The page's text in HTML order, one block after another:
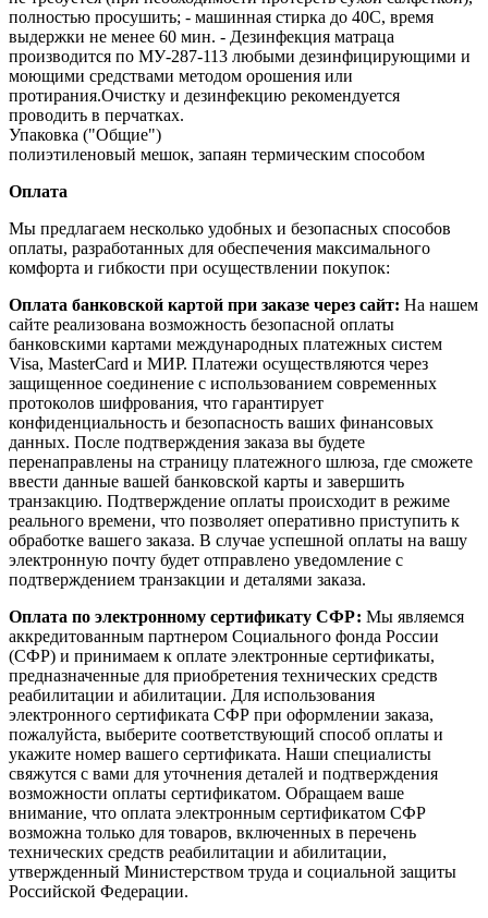
полностью просушить; - машинная стирка до 40С, время
выдержки не менее 60 мин. - Дезинфекция матраца
производится по МУ‐287‐113 любыми дезинфицирующими и
моющими средствами методом орошения или
протирания.Очистку и дезинфекцию рекомендуется
проводить в перчатках.
Упаковка ("Общие")
полиэтиленовый мешок, запаян термическим способом
Оплата
Мы предлагаем несколько удобных и безопасных способов
оплаты, разработанных для обеспечения максимального
комфорта и гибкости при осуществлении покупок:
Оплата банковской картой при заказе через сайт: На нашем
сайте реализована возможность безопасной оплаты
банковскими картами международных платежных систем
Visa, MasterCard и МИР. Платежи осуществляются через
защищенное соединение с использованием современных
протоколов шифрования, что гарантирует
конфиденциальность и безопасность ваших финансовых
данных. После подтверждения заказа вы будете
перенаправлены на страницу платежного шлюза, где сможете
ввести данные вашей банковской карты и завершить
транзакцию. Подтверждение оплаты происходит в режиме
реального времени, что позволяет оперативно приступить к
обработке вашего заказа. В случае успешной оплаты на вашу
электронную почту будет отправлено уведомление с
подтверждением транзакции и деталями заказа.
Оплата по электронному сертификату СФР: Мы являемся
аккредитованным партнером Социального фонда России
(СФР) и принимаем к оплате электронные сертификаты,
предназначенные для приобретения технических средств
реабилитации и абилитации. Для использования
электронного сертификата СФР при оформлении заказа,
пожалуйста, выберите соответствующий способ оплаты и
укажите номер вашего сертификата. Наши специалисты
свяжутся с вами для уточнения деталей и подтверждения
возможности оплаты сертификатом. Обращаем ваше
внимание, что оплата электронным сертификатом СФР
возможна только для товаров, включенных в перечень
технических средств реабилитации и абилитации,
утвержденный Министерством труда и социальной защиты
Российской Федерации.